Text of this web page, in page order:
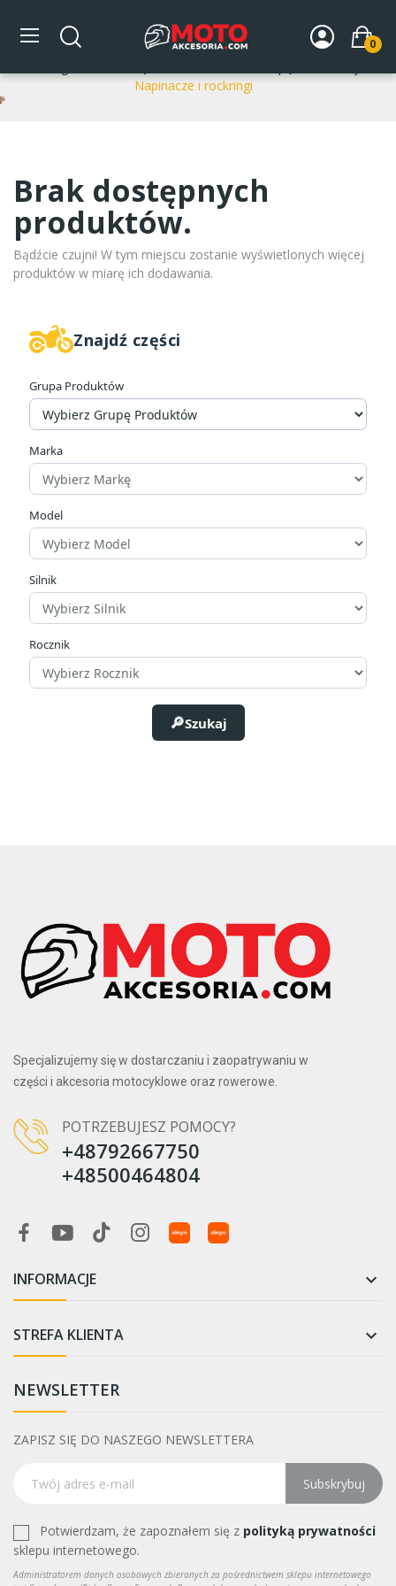
0
Napinacze i rockringi
Napinacze i rockringi
Znajdź części
Grupa Produktów
Marka
Model
Silnik
Rocznik
Szukaj
Brak dostępnych
produktów.
Bądźcie czujni! W tym miejscu zostanie wyświetlonych więcej
produktów w miarę ich dodawania.
Specjalizujemy się w dostarczaniu i zaopatrywaniu w
części i akcesoria motocyklowe oraz rowerowe.
POTRZEBUJESZ POMOCY?
+48792667750
+48500464804
INFORMACJE 
STREFA KLIENTA 
NEWSLETTER
ZAPISZ SIĘ DO NASZEGO NEWSLETTERA
Subskrybuj
Potwierdzam, że zapoznałem się z polityką prywatności
sklepu internetowego.
Administratorem danych osobowych zbieranych za pośrednictwem sklepu internetowego